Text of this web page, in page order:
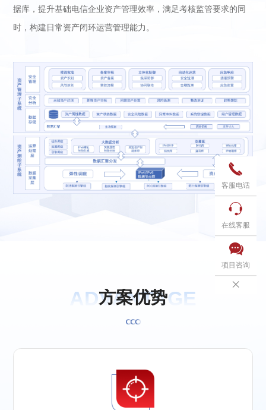
据库，提升基础电信企业资产管理效率，满足考核监管要求的同
时，构建日常资产闭环运营管理能力。
ADVANTAGE
方案优势

客服电话

在线客服

项目咨询
